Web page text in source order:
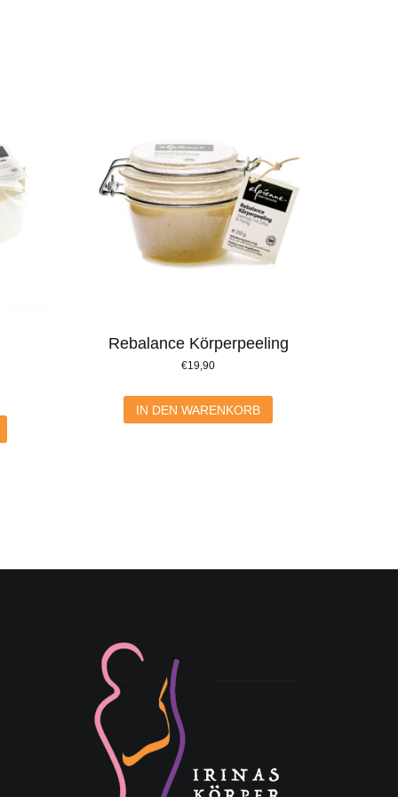
Rebalance Körperpeeling
€19,90
IN DEN WARENKORB